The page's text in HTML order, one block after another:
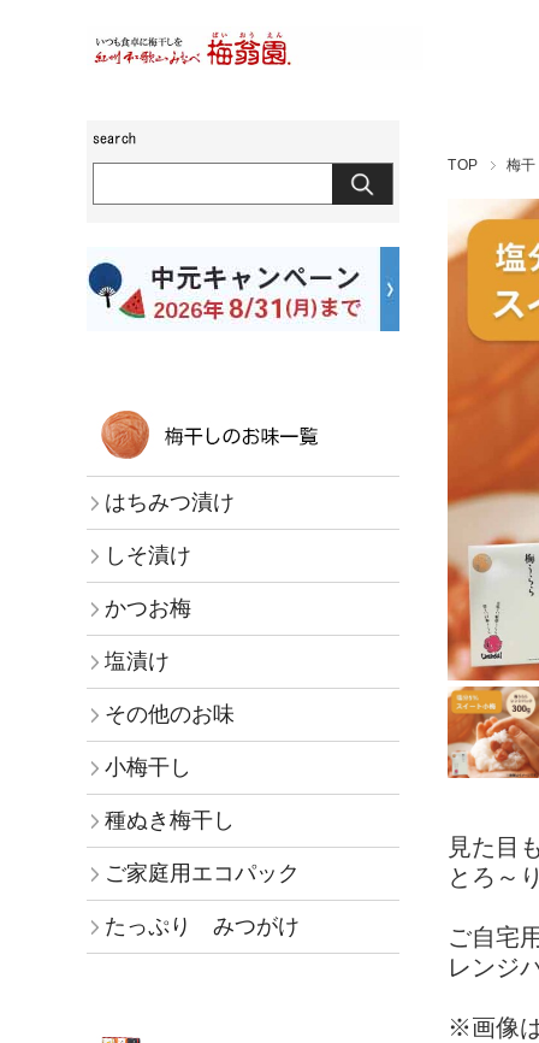
TOP 梅
見た目
とろ～
ご自宅
レンジ
※画像
はちみつ漬け
しそ漬け
かつお梅
塩漬け
その他のお味
小梅干し
種ぬき梅干し
ご家庭用エコパック
たっぷり みつがけ